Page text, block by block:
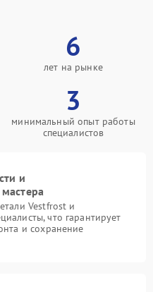
6
лет на рынке
3
минимальный опыт работы
специалистов
и
Vestfrost и
что гарантирует
и сохранение